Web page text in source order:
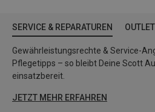
SERVICE & REPARATUREN OUTLET
Gewährleistungsrechte & Service-
Pflegetipps – so bleibt Deine Scott
einsatzbereit.
JETZT MEHR ERFAHREN